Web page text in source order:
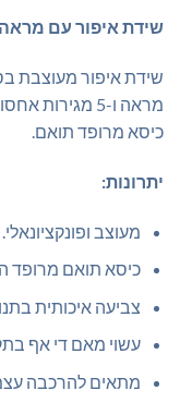
שידת איפור עם
שידת איפור מעוצבת
מראה ו-5
כיסא מרופד תואם.
יתרונות:
מעוצב ופונקציונאלי.
כיסא תואם מרופד
צביעה איכותית
עשוי מאם די אף
מתאים להרכבה